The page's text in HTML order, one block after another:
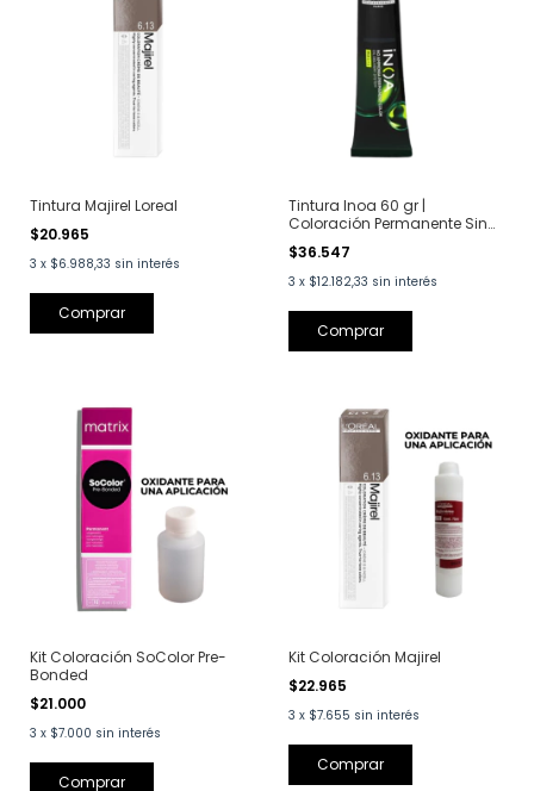
Tintura Majirel Loreal
$20.965
3 x $6.988,33 sin interés
Tintura Inoa 60 gr |
Coloración Permanente Sin
Amoniaco
$36.547
3 x $12.182,33 sin interés
Kit Coloración SoColor Pre-
Bonded
$21.000
3 x $7.000 sin interés
Kit Coloración Majirel
$22.965
3 x $7.655 sin interés